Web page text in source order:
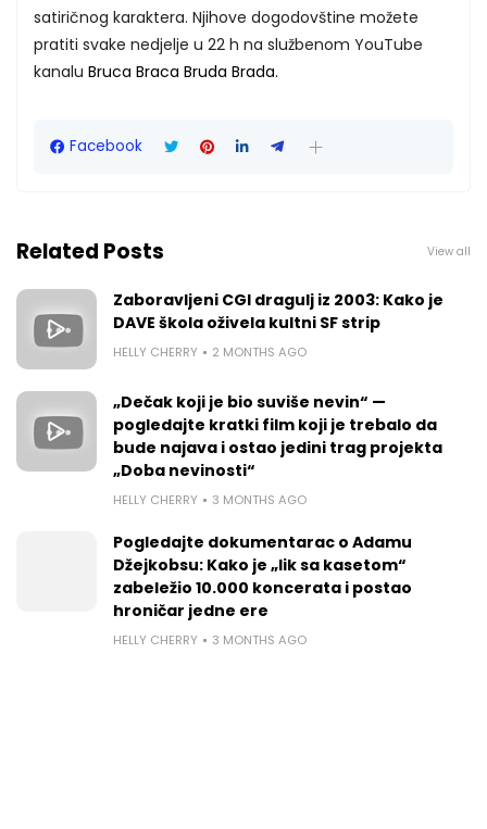
satiričnog karaktera. Njihove dogodovštine možete
pratiti svake nedjelje u 22 h na službenom YouTube
kanalu Bruca Braca Bruda Brada.
Facebook
Related Posts View all
Zaboravljeni CGI dragulj iz 2003: Kako je
DAVE škola oživela kultni SF strip
HELLY CHERRY 2 MONTHS AGO
„Dečak koji je bio suviše nevin“ —
pogledajte kratki film koji je trebalo da
bude najava i ostao jedini trag projekta
„Doba nevinosti“
HELLY CHERRY 3 MONTHS AGO
Pogledajte dokumentarac o Adamu
Džejkobsu: Kako je „lik sa kasetom“
zabeležio 10.000 koncerata i postao
hroničar jedne ere
HELLY CHERRY 3 MONTHS AGO